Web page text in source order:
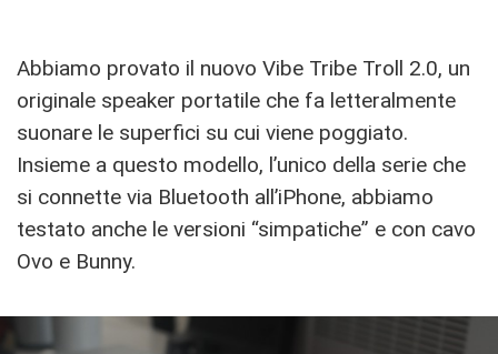
Abbiamo provato il nuovo Vibe Tribe Troll 2.0, un
originale speaker portatile che fa letteralmente
suonare le superfici su cui viene poggiato.
Insieme a questo modello, l’unico della serie che
si connette via Bluetooth all’iPhone, abbiamo
testato anche le versioni “simpatiche” e con cavo
Ovo e Bunny.